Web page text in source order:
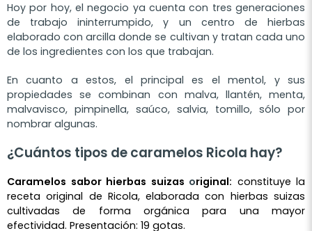
Hoy por hoy, el negocio ya cuenta con tres generaciones
de trabajo ininterrumpido, y un centro de hierbas
elaborado con arcilla donde se cultivan y tratan cada uno
de los ingredientes con los que trabajan.
En cuanto a estos, el principal es el mentol, y sus
propiedades se combinan con malva, llantén, menta,
malvavisco, pimpinella, saúco, salvia, tomillo, sólo por
nombrar algunas.
¿Cuántos tipos de caramelos Ricola hay?
Caramelos sabor hierbas suizas original: constituye la
receta original de Ricola, elaborada con hierbas suizas
cultivadas de forma orgánica para una mayor
efectividad. Presentación: 19 gotas.